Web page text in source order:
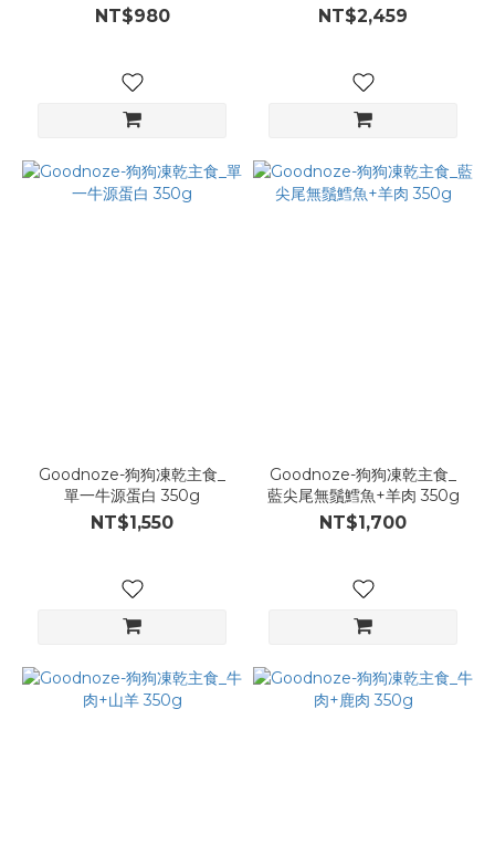
NT$980 NT$2,459
Goodnoze-狗狗凍乾主食_
單一牛源蛋白 350g
NT$1,550
Goodnoze-狗狗凍乾主食_
藍尖尾無鬚鱈魚+羊肉 350g
NT$1,700